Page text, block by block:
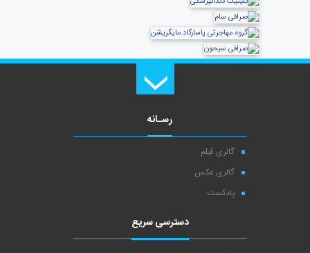
رسـانه
گالری فیلم
گالری عکس
پادکست
دسترسی سریع